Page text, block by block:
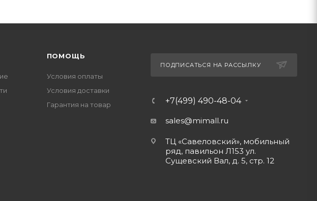
ПОМОЩЬ
Условия оплаты
Условия доставки
Гарантия на товар
ПОДПИСАТЬСЯ НА РАССЫЛКУ
+7(499) 490-48-04
sales@mimall.ru
ТЦ «Савеловский», мобильный
ряд, павильон Л153 ул.
Сущевский Вал, д. 5, стр. 12